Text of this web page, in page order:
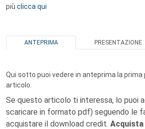
più clicca qui
ANTEPRIMA PRESENTAZIONE
Qui sotto puoi vedere in anteprima la prima
articolo.
Se questo articolo ti interessa, lo puoi
scaricare in formato pdf) seguendo le
acquistare il download credit. Acquista